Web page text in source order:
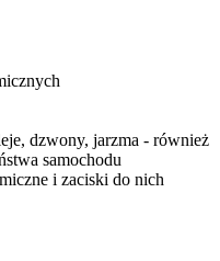
dzwony, jarzma - również
samochodu
i zaciski do nich